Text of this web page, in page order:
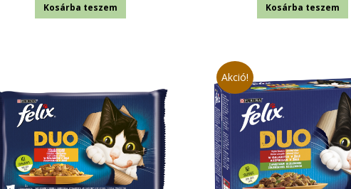
Kosárba teszem
was:
Kosárba teszem
Akció!